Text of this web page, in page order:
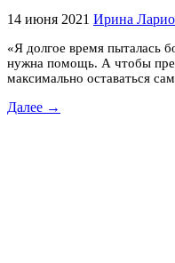
14 июня 2021 Ирина
«Я долгое время пыталась
нужна помощь. А чтобы
максимально оставаться
Далее →